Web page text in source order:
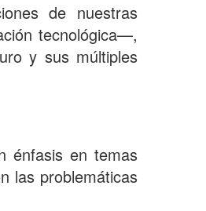
de nuestras
tecnológica—,
y sus múltiples
énfasis en temas
las problemáticas